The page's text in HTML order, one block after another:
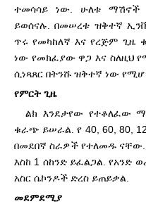
ተመሳሳይ ነው. ሁለቱ
ይወሰናሉ. በመሠረቱ ዝቅተኛ
ጥሩ የመካከለኛ እና የረጅም ጊዜ
ነው የመክፈያው ዋጋ እና ስለዚህ
ሲነጻጸር በትንሹ ዝቅተኛ ነው
የምርት ጊዜ
ልክ እንደታየው የተቆለፈው
ቁራጭ ይሠራል. የ 40, 60, 80,
በመደበኛ ስራዎች የተለመዱ ናቸው.
እስከ 1 ሰከንድ ይፈልጋል. የአንድ
አስር ሴኮንዶች ድረስ ይጠይቃል.
መደምደሚያ